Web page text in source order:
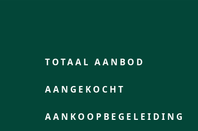
TOTAAL AANBOD
AANGEKOCHT
AANKOOPBEGELEIDING